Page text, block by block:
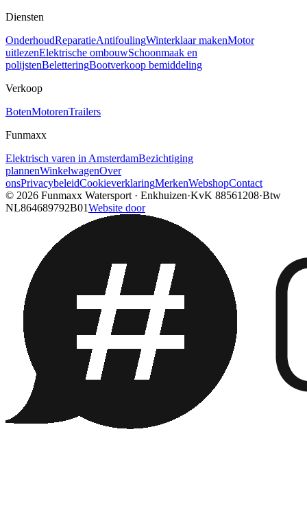
Diensten
OnderhoudReparatieAntifoulingWinterklaar makenMotor
uitlezenElektrische ombouwSchoonmaak en
polijstenBeletteringBootverkoop bemiddeling
Verkoop
BotenMotorenTrailers
Funmaxx
Elektrisch varen in AmsterdamBezichtiging
plannenWinkelwagenOver
onsPrivacybeleidCookieverklaringMerkenWebshopContact
© 2026 Funmaxx Watersport · Enkhuizen·KvK 88561208·Btw
NL864689792B01Website door